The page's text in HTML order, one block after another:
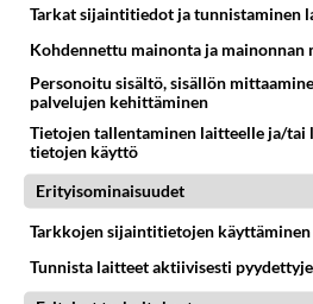
Olet ihana
06.08.2026 12:01
Hyvännäköinen pakkaus
Olet hyvännäköinen pakkaus nainen.
06.08.2026 13:03
Ikävä
Tarkat sijaintitiedot ja tunnistaminen
Kohdennettu mainonta ja mainonnan
Personoitu sisältö, sisällön
palvelujen kehittäminen
Tietojen tallentaminen laitteelle ja/tai
tietojen käyttö
Erityisominaisuudet
Tarkkojen sijaintitietojen käyttäminen
Tunnista laitteet aktiivisesti